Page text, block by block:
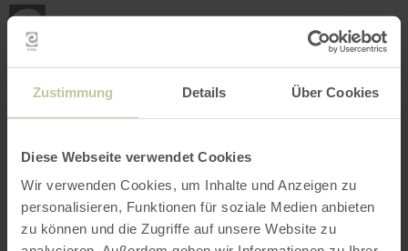
Zustimmung Details Über Cookies
Diese Webseite verwendet Cookies
Wir verwenden Cookies, um Inhalte und Anzeigen zu
personalisieren, Funktionen für soziale Medien anbieten
zu können und die Zugriffe auf unsere Website zu
Aller au contenu principal
Aller à la recherche
Aller à la navigation
Aller au pied de page
Retour
à
page
d'accueil
RECHERCHE MENU
L'offre de loisirs listée ci-dessous a été publiée
par le prestataire GesundLand Vulkaneifel
Regiondo. Le prestataire GesundLand
Vulkaneifel GmbH est seul responsable du
contenu.